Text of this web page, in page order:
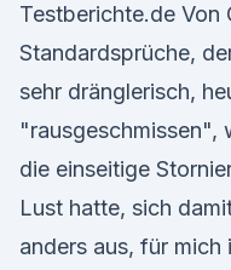
Testberichte.de Von
Standardsprüche,
sehr dränglerisch,
"rausgeschmissen",
die einseitige
Lust hatte, sich
anders aus, für